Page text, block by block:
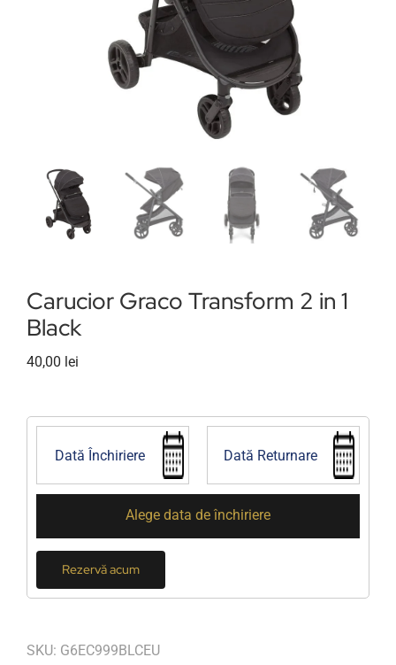
Scaune de masă
Roboti bucatarie
Contul meu
Carucior Graco Transform 2 in 1
Black
40,00 lei
Alege data de închiriere
Rezervă acum
SKU: G6EC999BLCEU